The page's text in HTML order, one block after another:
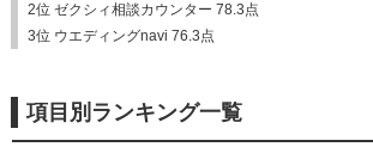
2位 ゼクシィ相談カウンター 78.3点
3位 ウエディングnavi 76.3点
項目別ランキング一覧